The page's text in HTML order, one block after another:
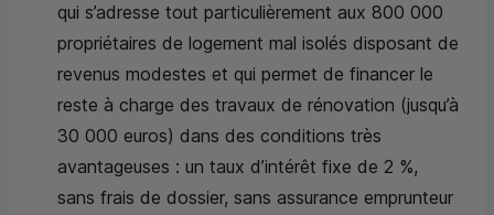
qui s’adresse tout particulièrement aux 800 000
propriétaires de logement mal isolés disposant de
revenus modestes et qui permet de financer le
reste à charge des travaux de rénovation (jusqu’à
30 000 euros) dans des conditions très
avantageuses : un taux d’intérêt fixe de 2 %,
sans frais de dossier, sans assurance emprunteur